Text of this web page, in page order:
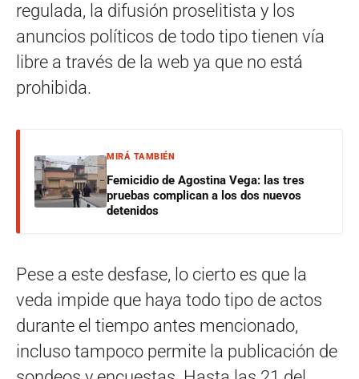
regulada, la difusión proselitista y los
anuncios políticos de todo tipo tienen vía
libre a través de la web ya que no está
prohibida.
MIRÁ TAMBIÉN
Femicidio de Agostina Vega: las tres
pruebas complican a los dos nuevos
detenidos
Pese a este desfase, lo cierto es que la
veda impide que haya todo tipo de actos
durante el tiempo antes mencionado,
incluso tampoco permite la publicación de